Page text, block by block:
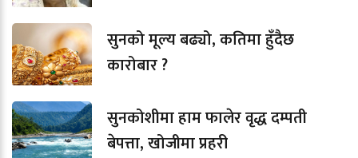
सुनको मूल्य बढ्यो, कतिमा हुँदैछ
कारोबार ?
सुनकोशीमा हाम फालेर वृद्ध दम्पती
बेपत्ता, खोजीमा प्रहरी